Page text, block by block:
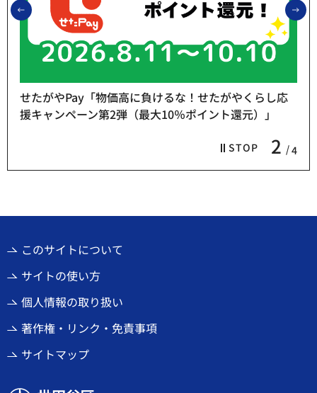
前のスライドを表示
STOP 2 4
せたがやPay「物価高に負けるな！せたがやくらし応
援キャンペーン第2弾（最大10％ポイント還元）」
このサイトについて
サイトの使い方
個人情報の取り扱い
著作権・リンク・免責事項
サイトマップ